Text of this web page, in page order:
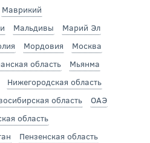
Маврикий
Мальдивы
Марий Эл
Мордовия
Москва
область
Мьянма
Нижегородская область
область
ОАЭ
область
Пензенская область